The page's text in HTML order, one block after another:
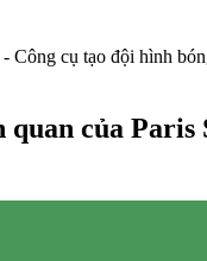
Công cụ tạo đội hình
quan của Paris